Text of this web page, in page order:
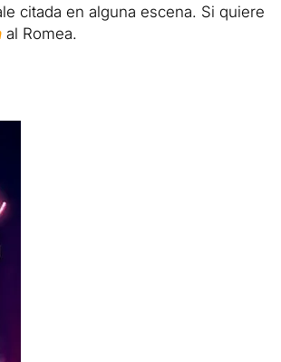
citada en alguna escena. Si quiere
al Romea.